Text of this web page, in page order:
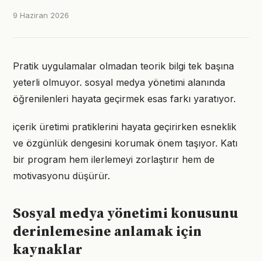
9 Haziran 2026
Pratik uygulamalar olmadan teorik bilgi tek başına
yeterli olmuyor. sosyal medya yönetimi alanında
öğrenilenleri hayata geçirmek esas farkı yaratıyor.
içerik üretimi pratiklerini hayata geçirirken esneklik
ve özgünlük dengesini korumak önem taşıyor. Katı
bir program hem ilerlemeyi zorlaştırır hem de
motivasyonu düşürür.
Sosyal medya yönetimi konusunu
derinlemesine anlamak için
kaynaklar